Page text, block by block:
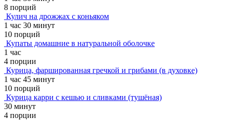
8 порций
Кулич на дрожжах с коньяком
1 час 30 минут
10 порций
Купаты домашние в натуральной оболочке
1 час
4 порции
Курица, фаршированная гречкой и грибами (в духовке)
1 час 45 минут
10 порций
Курица карри с кешью и сливками (тушёная)
30 минут
4 порции